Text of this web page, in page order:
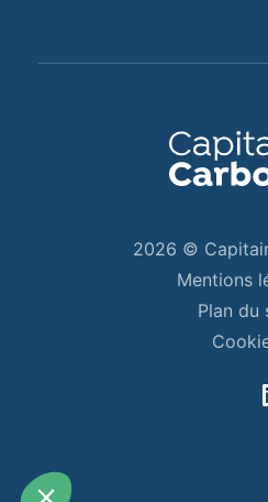
les Cookies !
On a attendu d'être sûrs que le
site vous intéresse avant de vous
Pour modifier vos préférences par la
2026 ©
Mentions
Plan du